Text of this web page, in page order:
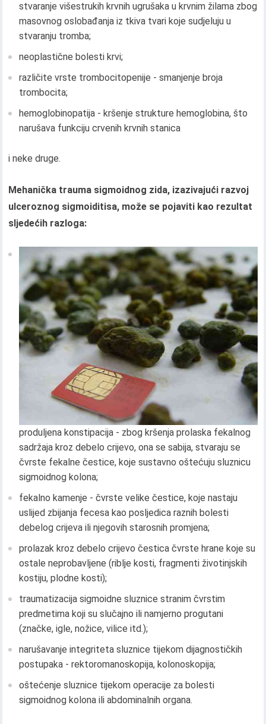
stvaranje višestrukih krvnih ugrušaka u krvnim žilama zbog
masovnog oslobađanja iz tkiva tvari koje sudjeluju u
stvaranju tromba;
neoplastične bolesti krvi;
različite vrste trombocitopenije - smanjenje broja
trombocita;
hemoglobinopatija - kršenje strukture hemoglobina, što
narušava funkciju crvenih krvnih stanica
i neke druge.
Mehanička trauma sigmoidnog zida, izazivajući razvoj
ulceroznog sigmoiditisa, može se pojaviti kao rezultat
sljedećih razloga:
produljena konstipacija - zbog kršenja prolaska fekalnog
sadržaja kroz debelo crijevo, ona se sabija, stvaraju se
čvrste fekalne čestice, koje sustavno oštećuju sluznicu
sigmoidnog kolona;
fekalno kamenje - čvrste velike čestice, koje nastaju
uslijed zbijanja fecesa kao posljedica raznih bolesti
debelog crijeva ili njegovih starosnih promjena;
prolazak kroz debelo crijevo čestica čvrste hrane koje su
ostale neprobavljene (riblje kosti, fragmenti životinjskih
kostiju, plodne kosti);
traumatizacija sigmoidne sluznice stranim čvrstim
predmetima koji su slučajno ili namjerno progutani
(značke, igle, nožice, vilice itd.);
narušavanje integriteta sluznice tijekom dijagnostičkih
postupaka - rektoromanoskopija, kolonoskopija;
oštećenje sluznice tijekom operacije za bolesti
sigmoidnog kolona ili abdominalnih organa.